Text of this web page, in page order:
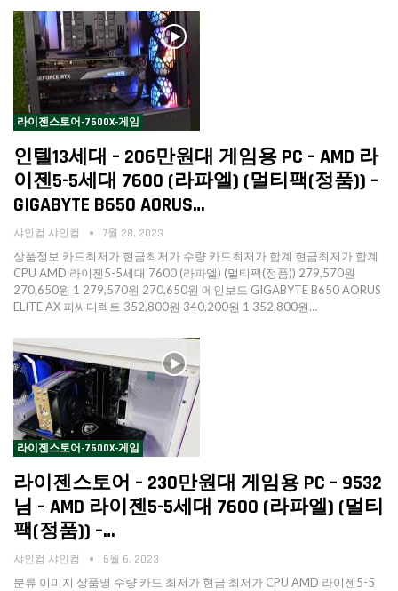
라이젠스토어-7600X-게임
인텔13세대 – 206만원대 게임용 PC – AMD 라
이젠5-5세대 7600 (라파엘) (멀티팩(정품)) –
GIGABYTE B650 AORUS…
샤인컴 샤인컴 7월 28, 2023
상품정보 카드최저가 현금최저가 수량 카드최저가 합계 현금최저가 합계
CPU AMD 라이젠5-5세대 7600 (라파엘) (멀티팩(정품)) 279,570원
270,650원 1 279,570원 270,650원 메인보드 GIGABYTE B650 AORUS
ELITE AX 피씨디렉트 352,800원 340,200원 1 352,800원…
라이젠스토어-7600X-게임
라이젠스토어 – 230만원대 게임용 PC – 9532
님 – AMD 라이젠5-5세대 7600 (라파엘) (멀티
팩(정품)) –…
샤인컴 샤인컴 6월 6, 2023
분류 이미지 상품명 수량 카드 최저가 현금 최저가 CPU AMD 라이젠5-5